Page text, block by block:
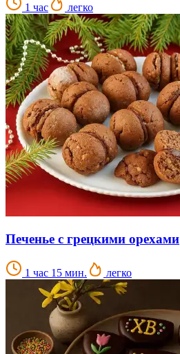
1 час легко
Печенье с грецкими орехами
1 час 15 мин. легко